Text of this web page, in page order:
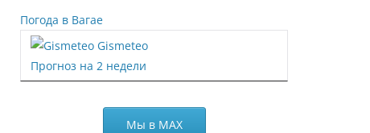
Погода в Вагае
Gismeteo
Прогноз на 2 недели
Мы в МАХ